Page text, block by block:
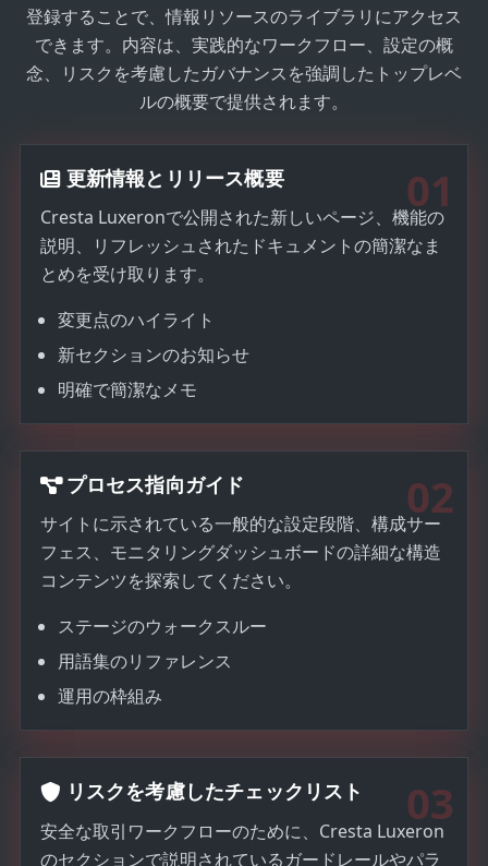
+
1
登録することで、情報リソースのライブラリにアクセス
できます。内容は、実践的なワークフロー、設定の概
念、リスクを考慮したガバナンスを強調したトップレベ
ルの概要で提供されます。
01
更新情報とリリース概要
Cresta Luxeronで公開された新しいページ、機能の
説明、リフレッシュされたドキュメントの簡潔なま
とめを受け取ります。
変更点のハイライト
新セクションのお知らせ
明確で簡潔なメモ
02
プロセス指向ガイド
サイトに示されている一般的な設定段階、構成サー
フェス、モニタリングダッシュボードの詳細な構造
コンテンツを探索してください。
ステージのウォークスルー
用語集のリファレンス
運用の枠組み
03
リスクを考慮したチェックリスト
安全な取引ワークフローのために、Cresta Luxeron
のセクションで説明されているガードレールやパラ